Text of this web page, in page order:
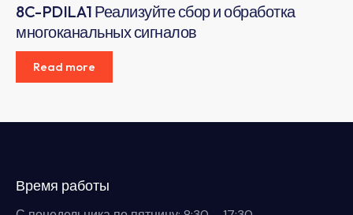
8C-PDILA1 Реализуйте сбор и обработка
многоканальных сигналов
Read more
Время работы